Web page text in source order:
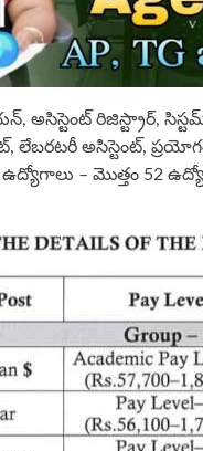
అసిస్టెంట్ రిజిస్ట్రార్,
లేబరటరీ అసిస్టెంట్,
– మొత్తం 52